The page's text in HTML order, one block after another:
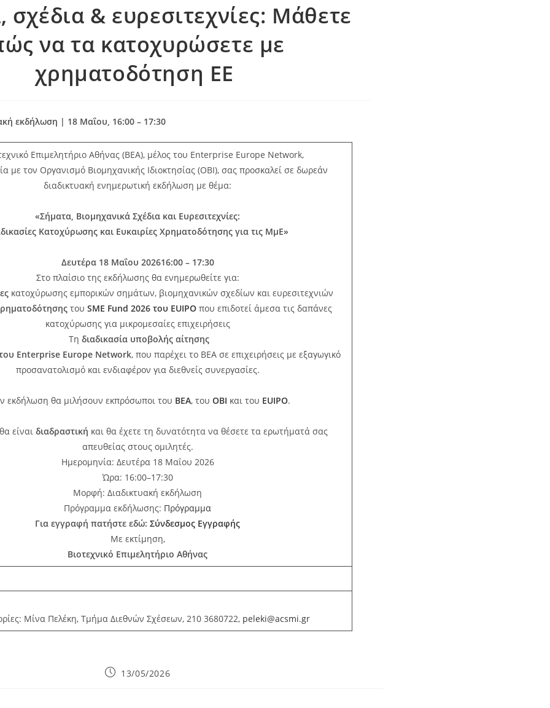
σχέδια & ευρεσιτεχνίες: Μάθετε
να τα κατοχυρώσετε με
χρηματοδότηση ΕΕ
εκδήλωση | 18 Μαΐου, 16:00 – 17:30
Επιμελητήριο Αθήνας (ΒΕΑ), μέλος του Enterprise Europe Network,
με τον Οργανισμό Βιομηχανικής Ιδιοκτησίας (ΟΒΙ), σας προσκαλεί σε δωρεάν
διαδικτυακή ενημερωτική εκδήλωση με θέμα:
«Σήματα, Βιομηχανικά Σχέδια και Ευρεσιτεχνίες:
Κατοχύρωσης και Ευκαιρίες Χρηματοδότησης για τις ΜμΕ»
Δευτέρα 18 Μαΐου 202616:00 – 17:30
Στο πλαίσιο της εκδήλωσης θα ενημερωθείτε για:
κατοχύρωσης εμπορικών σημάτων, βιομηχανικών σχεδίων και ευρεσιτεχνιών
του SME Fund 2026 του EUIPO που επιδοτεί άμεσα τις δαπάνες
κατοχύρωσης για μικρομεσαίες επιχειρήσεις
Τη διαδικασία υποβολής αίτησης
Enterprise Europe Network, που παρέχει το ΒΕΑ σε επιχειρήσεις με εξαγωγικό
προσανατολισμό και ενδιαφέρον για διεθνείς συνεργασίες.
εκδήλωση θα μιλήσουν εκπρόσωποι του ΒΕΑ, του ΟΒΙ και του EUIPO.
είναι διαδραστική και θα έχετε τη δυνατότητα να θέσετε τα ερωτήματά σας
απευθείας στους ομιλητές.
Ημερομηνία: Δευτέρα 18 Μαΐου 2026
Ώρα: 16:00–17:30
Μορφή: Διαδικτυακή εκδήλωση
Πρόγραμμα εκδήλωσης: Πρόγραμμα
Για εγγραφή πατήστε εδώ: Σύνδεσμος Εγγραφής
Με εκτίμηση,
Βιοτεχνικό Επιμελητήριο Αθήνας
Μίνα Πελέκη, Τμήμα Διεθνών Σχέσεων, 210 3680722, peleki@acsmi.gr
Post13/05/2026